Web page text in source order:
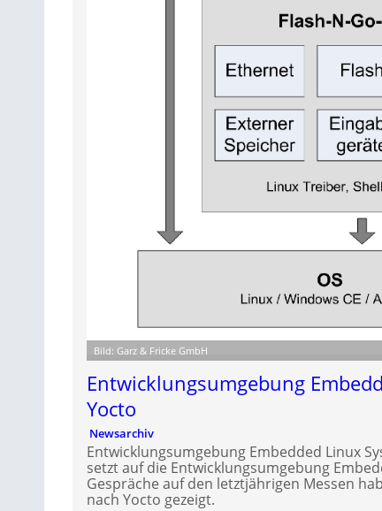
Bild: Garz & Fricke GmbH
Entwicklungsumgebung
Yocto
Newsarchiv
Entwicklungsumgebung Embedded Linux
setzt auf die Entwicklungsumgebung
Gespräche auf den letztjährigen Messen
nach Yocto gezeigt.